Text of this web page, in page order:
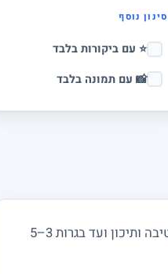
סינון נוסף
⭐ עם ביקורות בלבד
📸 עם תמונה בלבד
מחפשים מורה פרטי לפיזיקה ביסודות ובסביבה? מורים באתר מורה מורה מלמדים מכניקה, חשמל, אופטיקה וגלים, מחטיבה ותיכון ועד בגרות 3–5